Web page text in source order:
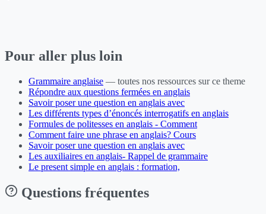
Pour aller plus loin
Grammaire anglaise — toutes nos ressources sur ce theme
Répondre aux questions fermées en anglais
Savoir poser une question en anglais avec
Les différents types d’énoncés interrogatifs en anglais
Formules de politesses en anglais - Comment
Comment faire une phrase en anglais? Cours
Savoir poser une question en anglais avec
Les auxiliaires en anglais- Rappel de grammaire
Le present simple en anglais : formation,
Questions fréquentes